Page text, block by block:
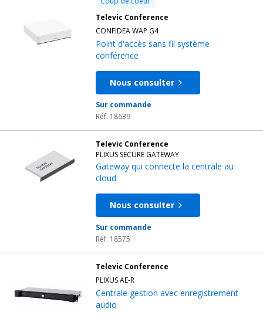
Televic Conference
CONFIDEA WAP G4
Point d'accès sans fil système
conférence
Nous consulter
Sur commande
Réf. 18639
Televic Conference
PLIXUS SECURE GATEWAY
Gateway qui connecte la centrale au
cloud
Nous consulter
Sur commande
Réf. 18575
Televic Conference
PLIXUS AE-R
Centrale gestion avec enregistrement
audio